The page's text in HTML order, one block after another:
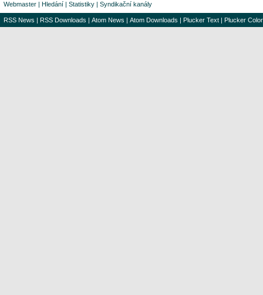
Webmaster | Hledání | Statistiky | Syndikační kanály
RSS News | RSS Downloads | Atom News | Atom Downloads | Plucker Text | Plucker Color